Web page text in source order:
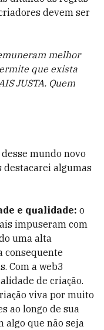
devem ser
melhor
que exista
JUSTA. Quem
mundo novo
destacarei algumas
e qualidade: o
impuseram com
uma alta
consequente
Com a web3
de criação.
viva por muito
ao longo de sua
algo que não seja